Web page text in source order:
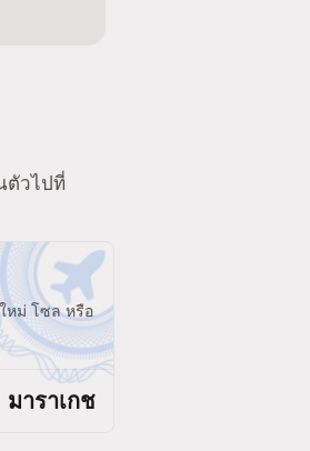
ตัวไปที่
หม่ โซล หรือ
มาราเกช